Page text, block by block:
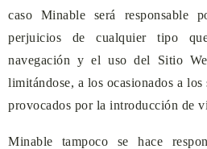
caso Minable será responsable
perjuicios de cualquier tipo
navegación y el uso del Sitio
limitándose, a los ocasionados a
provocados por la introducción de
Minable tampoco se hace